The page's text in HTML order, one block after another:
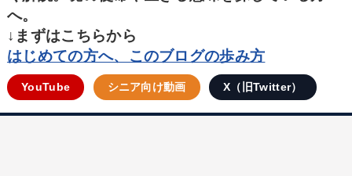
へ。
↓まずはこちらから
はじめての方へ、このブログの歩み方
YouTube シニア向け動画 X（旧Twitter）